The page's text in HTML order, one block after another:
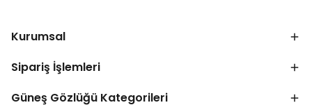
Kurumsal
Sipariş İşlemleri
Güneş Gözlüğü Kategorileri